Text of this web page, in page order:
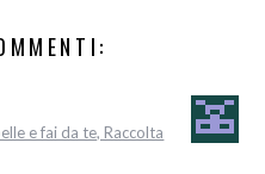
e fai da te, Raccolta